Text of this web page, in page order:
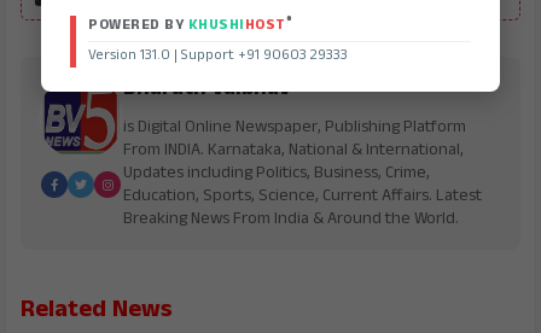
Bharath Vaibhav
is Digital Online Newspaper, Publishing Platform
From INDIA. Karnataka, National & International,
Updates including Politics, Business, Crime,
Education, Sports, Science, Current Affairs. Latest
Breaking News From India & Around the World.
Related News
POWERED BY KHUSHIHOST®
Version 131.0 | Support +91 90603 29333